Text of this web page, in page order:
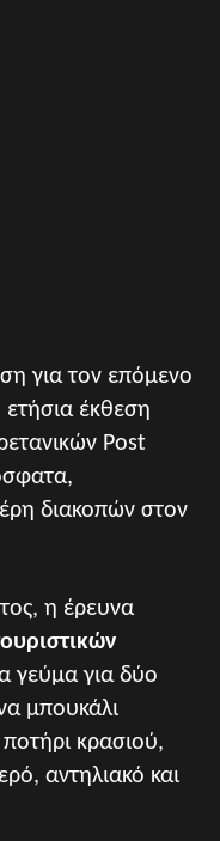
για τον επόμενο
ετήσια έκθεση
Post
διακοπών στον
η έρευνα
γεύμα για δύο
μπουκάλι
κρασιού,
αντηλιακό και